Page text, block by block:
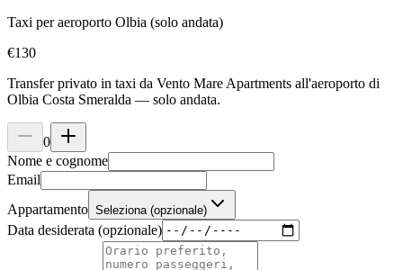
Taxi per aeroporto Olbia (solo andata)
€130
Transfer privato in taxi da Vento Mare Apartments all'aeroporto di
Olbia Costa Smeralda — solo andata.
0
Nome e cognome
Email
Appartamento Seleziona (opzionale)
Data desiderata (opzionale)